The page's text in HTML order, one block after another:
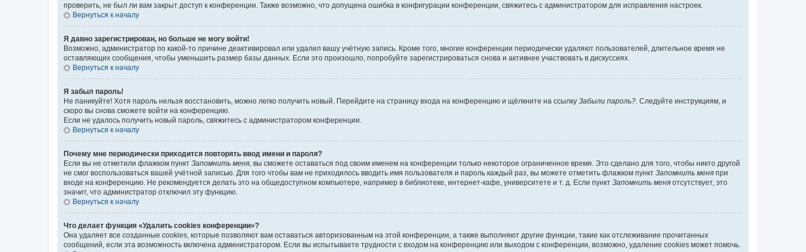
проверить, не был ли вам закрыт доступ к конференции. Также возможно, что допущена ошибка в конфигурации конференции, свяжитесь с администратором для исправления настроек.
Вернуться к началу
Я давно зарегистрирован, но больше не могу войти!
Возможно, администратор по какой-то причине деактивировал или удалил вашу учётную запись. Кроме того, многие конференции периодически удаляют пользователей, длительное время не
оставляющих сообщения, чтобы уменьшить размер базы данных. Если это произошло, попробуйте зарегистрироваться снова и активнее участвовать в дискуссиях.
Вернуться к началу
Я забыл пароль!
Не паникуйте! Хотя пароль нельзя восстановить, можно легко получить новый. Перейдите на страницу входа на конференцию и щёлкните на ссылку Забыли пароль? . Следуйте инструкциям, и
скоро вы снова сможете войти на конференцию.
Если не удалось получить новый пароль, свяжитесь с администратором конференции.
Вернуться к началу
Почему мне периодически приходится повторять ввод имени и пароля?
Если вы не отметили флажком пункт Запомнить меня , вы сможете оставаться под своим именем на конференции только некоторое ограниченное время. Это сделано для того, чтобы никто другой
не смог воспользоваться вашей учётной записью. Для того чтобы вам не приходилось вводить имя пользователя и пароль каждый раз, вы можете отметить флажком пункт Запомнить меня при
входе на конференцию. Не рекомендуется делать это на общедоступном компьютере, например в библиотеке, интернет-кафе, университете и т. д. Если пункт Запомнить меня отсутствует, это
значит, что администратор отключил эту функцию.
Вернуться к началу
Что делает функция «Удалить cookies конференции»?
Она удаляет все созданные cookies, которые позволяют вам оставаться авторизованным на этой конференции, а также выполняют другие функции, такие как отслеживание прочитанных
сообщений, если эта возможность включена администратором. Если вы испытываете трудности с входом на конференцию или выходом с конференции, возможно, удаление cookies может помочь.